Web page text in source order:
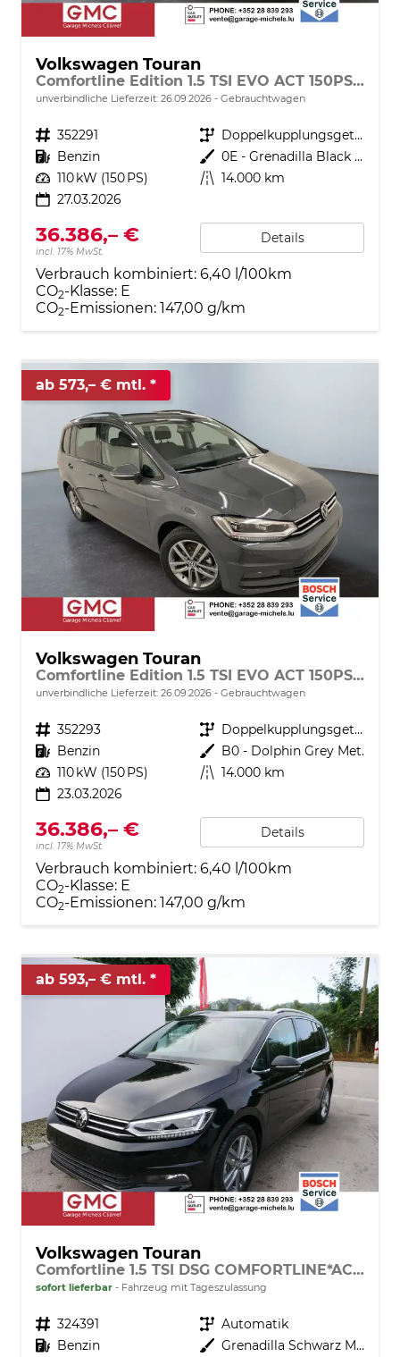
Volkswagen Touran
Comfortline Edition 1.5 TSI EVO ACT 150PS/110kW DSG7 2026 +AHK+TRAILER ASSIST+APP-Connect+RFK+17"ALU+SHZ
unverbindliche Lieferzeit: 26.09.2026 Gebrauchtwagen
Fahrzeugnr. 352291 Getriebe
Doppelkupplungsgetriebe (DSG)
Kraftstoff Benzin Außenfarbe
0E - Grenadilla Black Met.
Leistung 110 kW (150 PS) Kilometerstand 14.000 km
27.03.2026
36.386,– €
incl. 17% MwSt.
Details
Verbrauch kombiniert: 6,40 l/100km
CO2-Klasse: E
CO2-Emissionen: 147,00 g/km
ab 573,– € mtl.
Volkswagen Touran
Comfortline Edition 1.5 TSI EVO ACT 150PS/110kW DSG7 2026 +AHK+TRAILER ASSIST+APP-Connect+RFK+17"ALU+SHZ
unverbindliche Lieferzeit: 26.09.2026 Gebrauchtwagen
Fahrzeugnr. 352293 Getriebe
Doppelkupplungsgetriebe (DSG)
Kraftstoff Benzin Außenfarbe B0 - Dolphin Grey Met.
Leistung 110 kW (150 PS) Kilometerstand 14.000 km
23.03.2026
36.386,– €
incl. 17% MwSt.
Details
Verbrauch kombiniert: 6,40 l/100km
CO2-Klasse: E
CO2-Emissionen: 147,00 g/km
ab 593,– € mtl.
Volkswagen Touran
Comfortline 1.5 TSI DSG COMFORTLINE*ACC*LED*PDC*KAMERA*NAVI*SHZ* 7-SITZER 17-ZOLL
sofort lieferbar Fahrzeug mit Tageszulassung
Fahrzeugnr. 324391 Getriebe Automatik
Kraftstoff Benzin Außenfarbe
Grenadilla Schwarz Metallic